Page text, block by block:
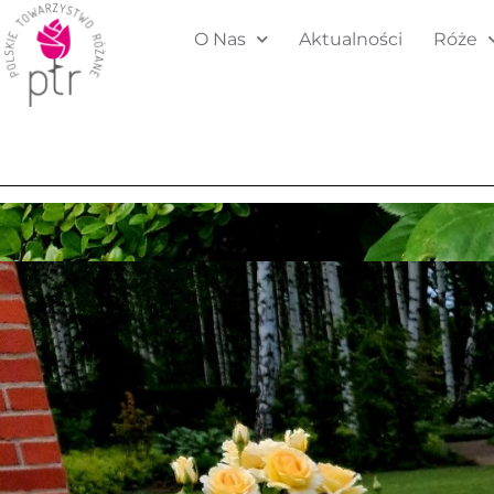
O Nas Aktualności Róże